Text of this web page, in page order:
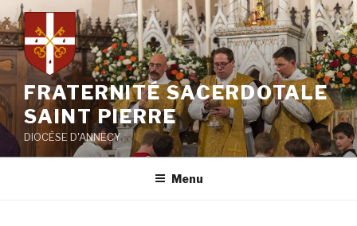
Aller
au
contenu
principal
FRATERNITÉ SACERDOTALE
SAINT PIERRE
DIOCÈSE D'ANNECY
Menu